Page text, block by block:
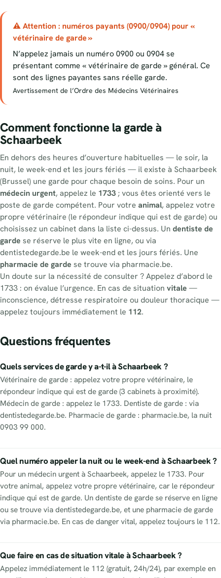
⚠ Attention : numéros payants (0900/0904) pour «
vétérinaire de garde »
N’appelez jamais un numéro 0900 ou 0904 se
présentant comme « vétérinaire de garde » général. Ce
sont des lignes payantes sans réelle garde.
Avertissement de l’Ordre des Médecins Vétérinaires
Comment fonctionne la garde à
Schaarbeek
En dehors des heures d’ouverture habituelles — le soir, la
nuit, le week-end et les jours fériés — il existe à Schaarbeek
(Brussel) une garde pour chaque besoin de soins. Pour un
médecin urgent, appelez le 1733; vous êtes orienté vers le
poste de garde compétent. Pour votre animal, appelez votre
propre vétérinaire (le répondeur indique qui est de garde) ou
choisissez un cabinet dans la liste ci-dessus. Un dentiste de
garde se réserve le plus vite en ligne, ou via
dentistedegarde.be le week-end et les jours fériés. Une
pharmacie de garde se trouve via pharmacie.be.
Un doute sur la nécessité de consulter ? Appelez d’abord le
1733 : on évalue l’urgence. En cas de situation vitale —
inconscience, détresse respiratoire ou douleur thoracique —
appelez toujours immédiatement le 112.
Questions fréquentes
Quels services de garde y a-t-il à Schaarbeek ?
Vétérinaire de garde : appelez votre propre vétérinaire, le
répondeur indique qui est de garde (3 cabinets à proximité).
Médecin de garde : appelez le 1733. Dentiste de garde : via
dentistedegarde.be. Pharmacie de garde : pharmacie.be, la nuit
0903 99 000.
Quel numéro appeler la nuit ou le week-end à Schaarbeek ?
Pour un médecin urgent à Schaarbeek, appelez le 1733. Pour
votre animal, appelez votre propre vétérinaire, car le répondeur
indique qui est de garde. Un dentiste de garde se réserve en ligne
ou se trouve via dentistedegarde.be, et une pharmacie de garde
via pharmacie.be. En cas de danger vital, appelez toujours le 112.
Que faire en cas de situation vitale à Schaarbeek ?
Appelez immédiatement le 112 (gratuit, 24h/24), par exemple en